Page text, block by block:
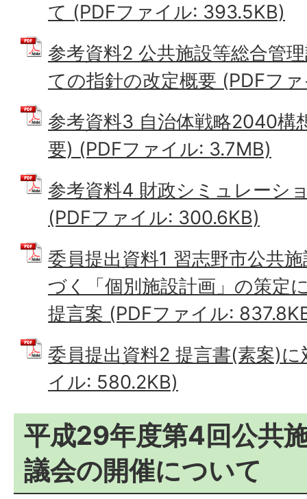
て (PDFファイル: 393.5KB)
参考資料2 公共施設等総合管
ての指針の改定概要 (PDFフ
参考資料3 自治体戦略2040構
要) (PDFファイル: 3.7MB)
参考資料4 財政シミュレーシ
(PDFファイル: 300.6KB)
委員提出資料1 習志野市公共
づく「個別施設計画」の策定
提言案 (PDFファイル:
委員提出資料2 提言書(素案)
イル: 580.2KB)
平成29年度第4回公共
議会の開催について